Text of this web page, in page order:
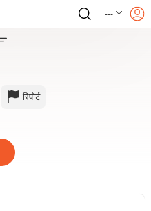
---
रिपोर्ट